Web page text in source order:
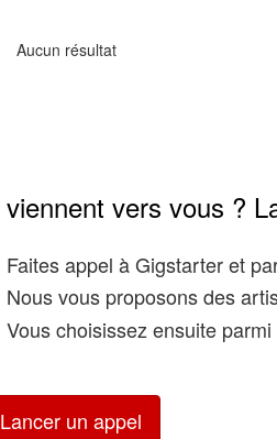
Aucun résultat
vers vous ?
Faites appel à Gigstarter et
Nous vous proposons des
Vous choisissez ensuite
Lancer un appel